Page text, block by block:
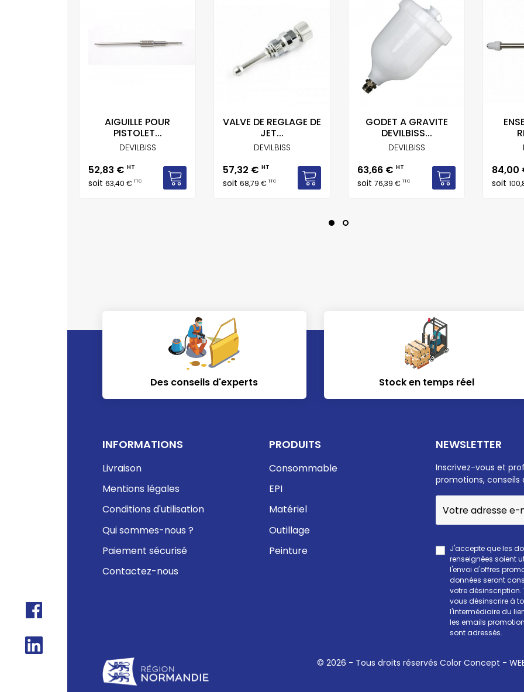
AIGUILLE POUR
PISTOLET...
DEVILBISS
Prix
52,83 € HT
soit 63,40 €TTC
VALVE DE REGLAGE DE
JET...
DEVILBISS
Prix
57,32 € HT
soit 68,79 €TTC
GODET A GRAVITE
DEVILBISS...
DEVILBISS
Prix
63,66 € HT
soit 76,39 €TTC
Prix
84,00
soit
Des conseils d'experts Stock en temps réel
INFORMATIONS
Livraison
Mentions légales
Conditions d'utilisation
Qui sommes-nous ?
Paiement sécurisé
Contactez-nous
PRODUITS
Consommable
EPI
Matériel
Outillage
Peinture
NEWSLETTER
Inscrivez-vous et
promotions, conseils
J'accepte que les
renseignées soient
l'envoi d'offres
données seront
votre désinscription.
vous désinscrire à
l'intermédiaire du
les emails
sont adressés.
© 2026 - Tous droits réservés Color Concept -